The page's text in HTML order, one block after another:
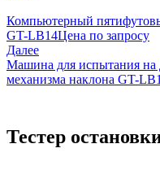
Компьютерный
GT-LB14Цена по запросу
Далее
Машина для испытания на
механизма наклона GT-
Тестер